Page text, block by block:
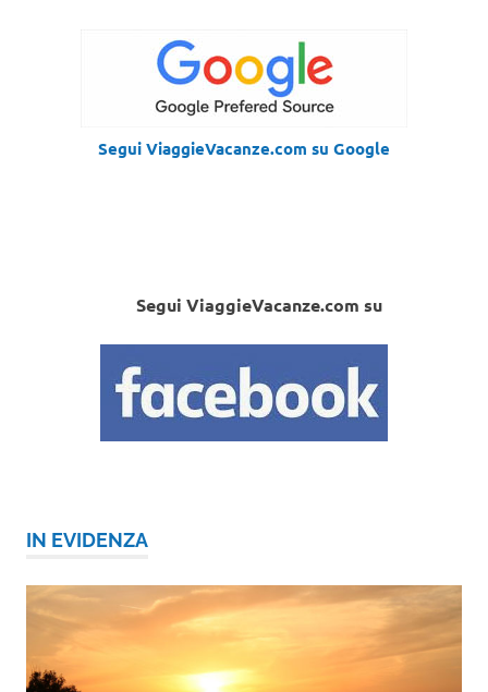
Segui ViaggieVacanze.com su Google
Segui ViaggieVacanze.com su
IN EVIDENZA